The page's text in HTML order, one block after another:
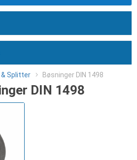
Splitter Bøsninger DIN 1498
DIN 1498